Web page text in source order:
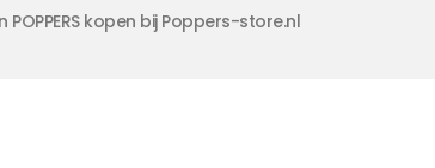
POPPERS kopen bij Poppers-store.nl